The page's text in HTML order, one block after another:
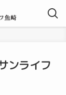
ンライフ